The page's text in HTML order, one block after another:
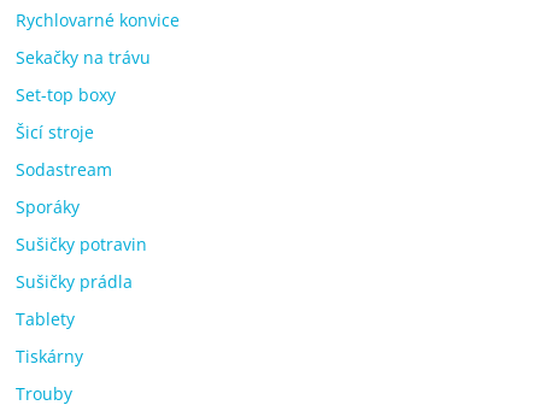
Rychlovarné konvice
Sekačky na trávu
Set-top boxy
Šicí stroje
Sodastream
Sporáky
Sušičky potravin
Sušičky prádla
Tablety
Tiskárny
Trouby